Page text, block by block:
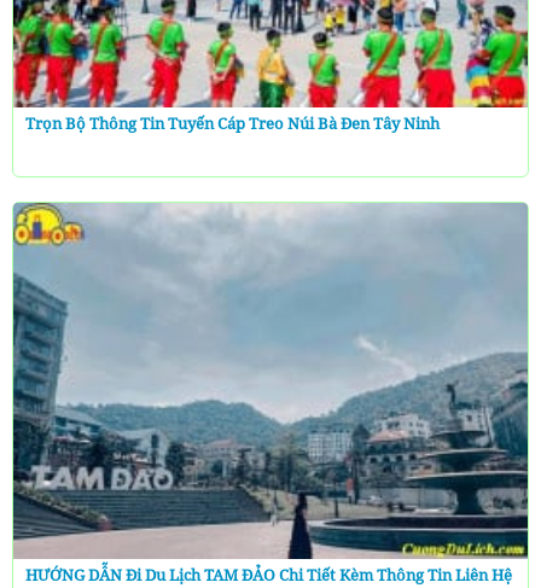
Trọn Bộ Thông Tin Tuyến Cáp Treo Núi Bà Đen Tây Ninh
HƯỚNG DẪN Đi Du Lịch TAM ĐẢO Chi Tiết Kèm Thông Tin Liên Hệ